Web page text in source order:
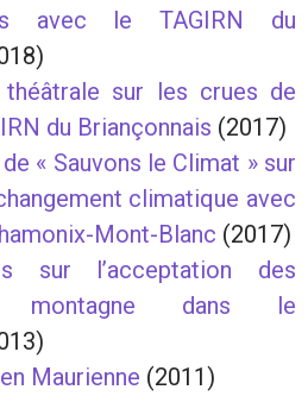
avec le TAGIRN du
théâtrale sur les crues de
du Briançonnais (2017)
« Sauvons le Climat » sur
climatique avec
Mont-Blanc (2017)
sur l’acceptation des
montagne dans le
Maurienne (2011)